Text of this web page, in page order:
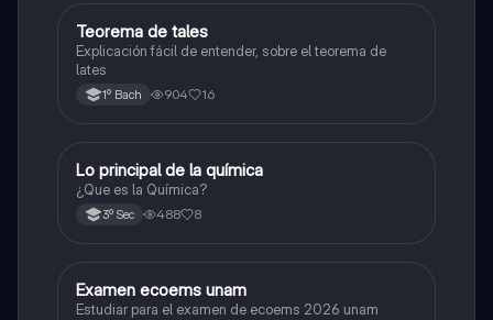
Matemáticas
Teorema de tales
Explicación fácil de entender, sobre el teorema de
lates
1º Bach 904 16
Química
Lo principal de la química
¿Que es la Química?
3º Sec 488 8
Español
Examen ecoems unam
Estudiar para el examen de ecoems 2026 unam